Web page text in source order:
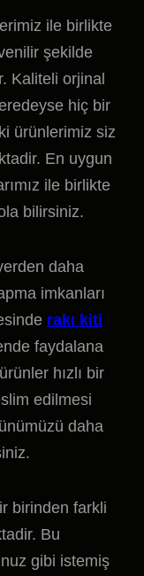
ile birlikte
şekilde
Kaliteli orjinal
hiç bir
ürünlerimiz siz
En uygun
ile birlikte
bilirsiniz.
daha
imkanları
rakı kiti
faydalana
hızlı bir
edilmesi
daha
birinden farkli
Bu
gibi istemiş